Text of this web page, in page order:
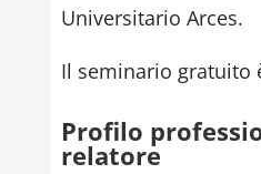
Universitario Arces.
Il seminario gratuito
Profilo
relatore